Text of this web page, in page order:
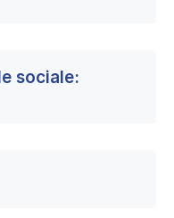
sociale: